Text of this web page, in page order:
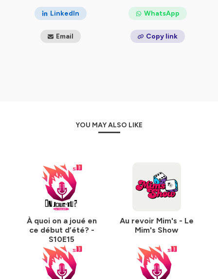
le paysage ludique francophone.
LinkedIn WhatsApp
Email Copy link
YOU MAY ALSO LIKE
À quoi on a joué en
ce début d’été? -
S10E15
Au revoir Mim's - Le
Mim's Show